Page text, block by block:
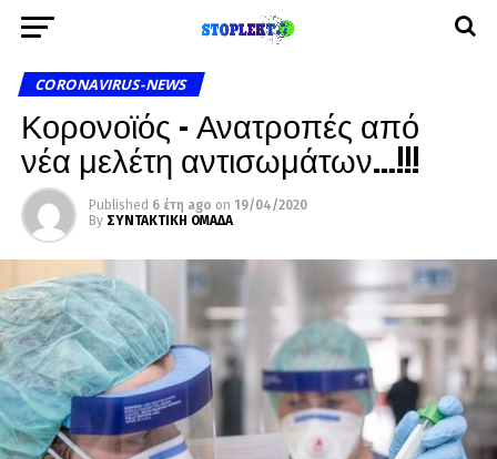
CORONAVIRUS-NEWS
Κορονοϊός – Ανατροπές από
νέα μελέτη αντισωμάτων…!!!
Published 6 έτη ago on 19/04/2020
By ΣΥΝΤΑΚΤΙΚΗ ΟΜΑΔΑ